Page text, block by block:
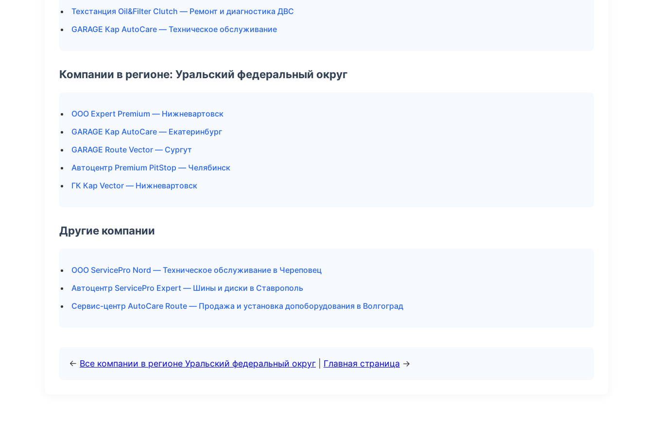
Техстанция Oil&Filter Clutch — Ремонт и диагностика ДВС
GARAGE Кар AutoCare — Техническое обслуживание
Компании в регионе: Уральский федеральный округ
ООО Expert Premium — Нижневартовск
GARAGE Кар AutoCare — Екатеринбург
GARAGE Route Vector — Сургут
Автоцентр Premium PitStop — Челябинск
ГК Кар Vector — Нижневартовск
Другие компании
ООО ServicePro Nord — Техническое обслуживание в Череповец
Автоцентр ServicePro Expert — Шины и диски в Ставрополь
Сервис-центр AutoCare Route — Продажа и установка допоборудования в Волгоград
← Все компании в регионе Уральский федеральный округ Главная страница →